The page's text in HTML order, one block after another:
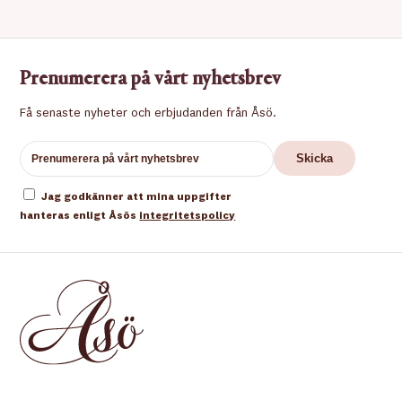
Prenumerera på vårt nyhetsbrev
Få senaste nyheter och erbjudanden från Åsö.
Jag godkänner att mina uppgifter
hanteras enligt Åsös integritetspolicy